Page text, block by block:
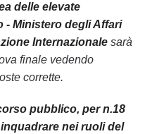
delle elevate
- Ministero degli Affari
Internazionale sarà
finale vedendo
corrette.
pubblico, per n.18
nei ruoli del